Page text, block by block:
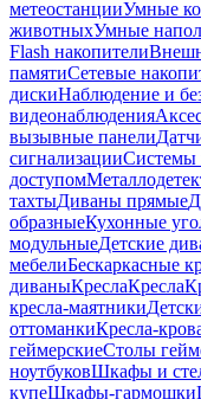
метеостанцииУмные
животныхУмные
Flash накопители
памятиСетевые
дискиНаблюдение и
видеонаблюдения
вызывные панели
сигнализацииСистемы
доступом
тахтыДиваны прямые
образныеКухонные
модульныеДетские
мебелиБескаркасные
диваныКреслаКресла
кресла-маятники
оттоманкиКресла-
геймерскиеСтолы
ноутбуковШкафы и
купеШкафы-гармошки